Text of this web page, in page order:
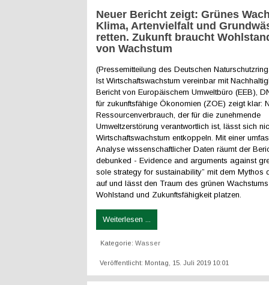
Neuer Bericht zeigt: Grünes
Klima, Artenvielfalt und
retten. Zukunft braucht
von Wachstum
(Pressemitteilung des Deutschen
Ist Wirtschaftswachstum vereinbar mit
Bericht von Europäischem Umweltbüro (EEB),
für zukunftsfähige Ökonomien (ZOE) zeigt klar:
Ressourcenverbrauch, der für die zunehmende
Umweltzerstörung verantwortlich ist, lässt sich
Wirtschaftswachstum entkoppeln. Mit einer
Analyse wissenschaftlicher Daten räumt der
debunked - Evidence and arguments against
sole strategy for sustainability” mit dem Mythos
auf und lässt den Traum des grünen
Wohlstand und Zukunftsfähigkeit platzen.
Weiterlesen ...
Kategorie: Wasser
Veröffentlicht: Montag, 15. Juli 2019 10:01